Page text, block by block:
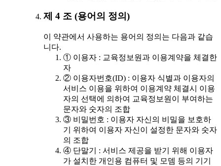
제 4 조 (용어의 정의)
이 약관에서 사용하는 용어의 정의는 다음과 같습
니다.
① 이용자 : 교육정보원과 이용계약을 체결한
자
② 이용자번호(ID) : 이용자 식별과 이용자의
서비스 이용을 위하여 이용계약 체결시 이용
자의 선택에 의하여 교육정보원이 부여하는
문자와 숫자의 조합
③ 비밀번호 : 이용자 자신의 비밀을 보호하
기 위하여 이용자 자신이 설정한 문자와 숫자
의 조합
④ 단말기 : 서비스 제공을 받기 위해 이용자
가 설치한 개인용 컴퓨터 및 모뎀 등의 기기